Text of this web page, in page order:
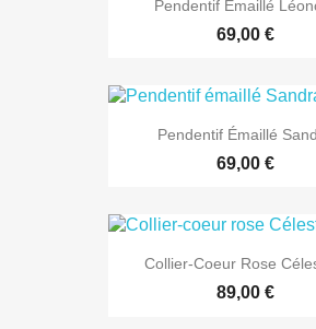
Pendentif Émaillé
69,00 €
Pendentif Émaillé
69,00 €
Collier-Coeur Rose
89,00 €